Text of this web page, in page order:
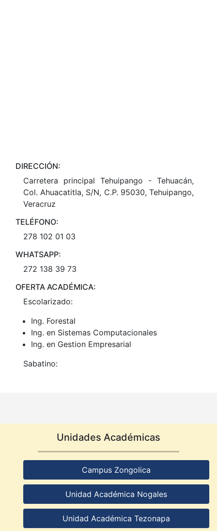
DIRECCIÓN:
Carretera principal Tehuipango - Tehuacán,
Col. Ahuacatitla, S/N, C.P. 95030, Tehuipango,
Veracruz
TELÉFONO:
278 102 01 03
WHATSAPP:
272 138 39 73
OFERTA ACADÉMICA:
Escolarizado:
Ing. Forestal
Ing. en Sistemas Computacionales
Ing. en Gestion Empresarial
Sabatino:
Unidades Académicas
Campus Zongolica
Unidad Académica Nogales
Unidad Académica Tezonapa